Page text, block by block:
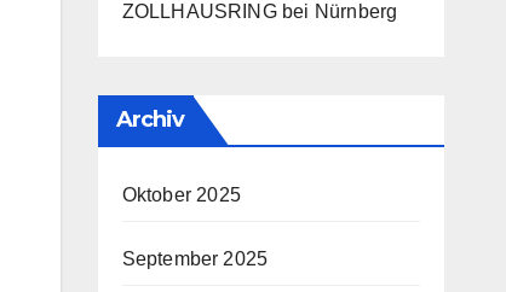
ZOLLHAUSRING bei Nürnberg
Archiv
Oktober 2025
September 2025